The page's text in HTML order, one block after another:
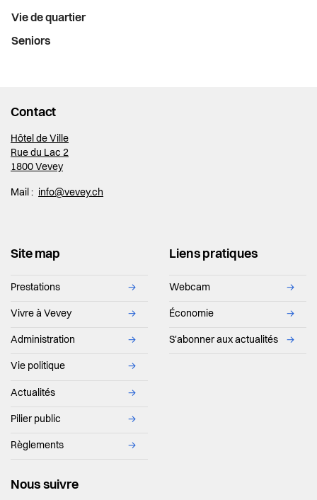
Vie de quartier
Seniors
Contact
Hôtel de Ville
Rue du Lac 2
1800 Vevey
Mail : info@vevey.ch
Site map
Prestations →
Vivre à Vevey →
Administration →
Vie politique →
Actualités →
Pilier public →
Règlements →
Liens pratiques
Webcam →
Économie →
S'abonner aux actualités →
Nous suivre